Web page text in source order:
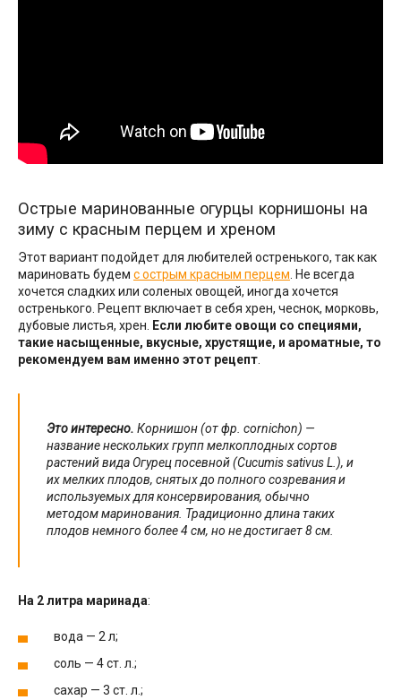
Острые маринованные огурцы корнишоны на
зиму с красным перцем и хреном
Этот вариант подойдет для любителей остренького, так как
мариновать будем с острым красным перцем . Не всегда
хочется сладких или соленых овощей, иногда хочется
остренького. Рецепт включает в себя хрен, чеснок, морковь,
дубовые листья, хрен. Если любите овощи со специями,
такие насыщенные, вкусные, хрустящие, и ароматные, то
рекомендуем вам именно этот рецепт
Это интересно. Корнишон (от фр. cornichon) —
название нескольких групп мелкоплодных сортов
растений вида Огурец посевной (Cucumis sativus L.), и
их мелких плодов, снятых до полного созревания и
используемых для консервирования, обычно
методом маринования. Традиционно длина таких
плодов немного более 4 см, но не достигает 8 см.
На 2 литра маринада:
вода — 2 л;
соль — 4 ст. л.;
сахар — 3 ст. л.;